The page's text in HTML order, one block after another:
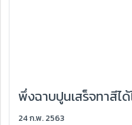
พึ่งฉาบปูนเสร็จทาสีไ
24 ก.พ. 2563